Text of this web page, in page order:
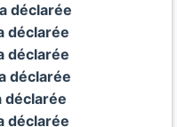
déclarée
déclarée
déclarée
déclarée
déclarée
déclarée